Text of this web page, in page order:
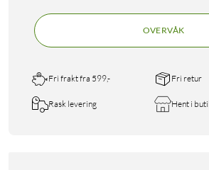
OVERVÅK
Fri frakt fra 599,- Fri retur
Rask levering Hent i